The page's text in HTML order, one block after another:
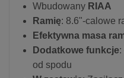
Wbudowany RIAA
Ramię: 8.6"-calowe
Efektywna masa
Dodatkowe funkcje:
od spodu